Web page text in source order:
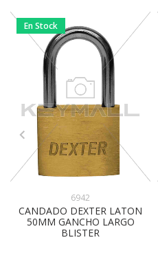
En Stock
6942
CANDADO DEXTER LATON
50MM GANCHO LARGO
BLISTER